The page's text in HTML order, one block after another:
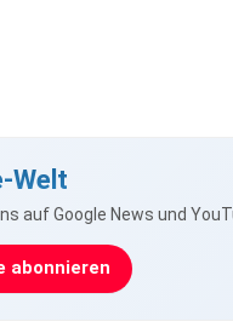
Welt
auf Google News und
abonnieren